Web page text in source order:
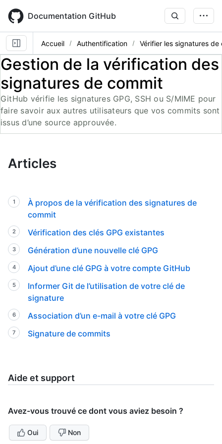
main
content
Documentation GitHub
Accueil Authentification Vérifier les signatures de
Gestion de la vérification des
signatures de commit
GitHub vérifie les signatures GPG, SSH ou S/MIME pour
faire savoir aux autres utilisateurs que vos commits sont
issus d’une source approuvée.
Articles
À propos de la vérification des signatures de
commit
Vérification des clés GPG existantes
Génération d’une nouvelle clé GPG
Ajout d’une clé GPG à votre compte GitHub
Informer Git de l’utilisation de votre clé de
signature
Association d’un e-mail à votre clé GPG
Signature de commits
Aide et support
Avez-vous trouvé ce dont vous aviez besoin ?
Oui Non